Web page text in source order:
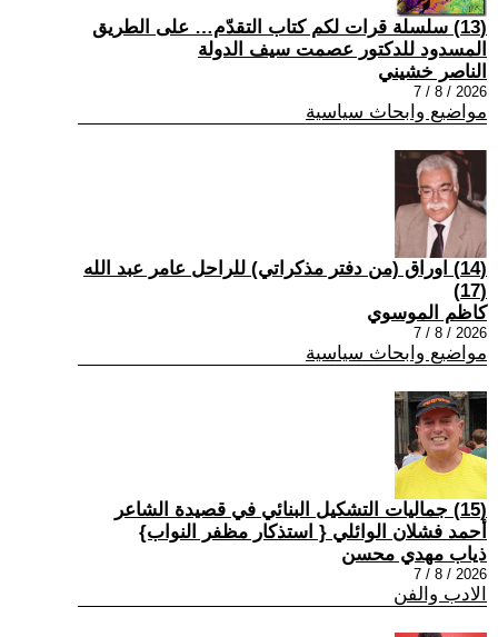
(13) سلسلة قرات لكم كتاب التقدّم… على الطريق
المسدود للدكتور عصمت سيف الدولة
الناصر خشيني
2026 / 8 / 7
مواضيع وابحاث سياسية
(14) اوراق (من دفتر مذكراتي) للراحل عامر عبد الله
(17)
كاظم الموسوي
2026 / 8 / 7
مواضيع وابحاث سياسية
(15) جماليات التشكيل البنائي في قصيدة الشاعر
أحمد فشلان الوائلي { استذكار مظفر النواب}
ذياب مهدي محسن
2026 / 8 / 7
الادب والفن